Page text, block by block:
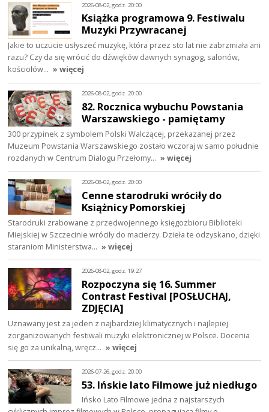
2026-08-02, godz. 20:00
Książka programowa 9. Festiwalu
Muzyki Przywracanej
Jakie to uczucie usłyszeć muzykę, która przez sto lat nie zabrzmiała ani
razu? Czy da się wrócić do dźwięków dawnych synagog, salonów,
kościołów… » więcej
2026-08-02, godz. 20:00
82. Rocznica wybuchu Powstania
Warszawskiego - pamiętamy
300 przypinek z symbolem Polski Walczącej, przekazanej przez
Muzeum Powstania Warszawskiego zostało wczoraj w samo południe
rozdanych w Centrum Dialogu Przełomy… » więcej
2026-08-02, godz. 20:00
Cenne starodruki wróciły do
Książnicy Pomorskiej
Starodruki zrabowane z przedwojennego księgozbioru Biblioteki
Miejskiej w Szczecinie wróciły do macierzy. Dzieła te odzyskano, dzięki
staraniom Ministerstwa… » więcej
2026-08-02, godz. 19:27
Rozpoczyna się 16. Summer
Contrast Festival [POSŁUCHAJ,
ZDJĘCIA]
Uznawany jest za jeden z najbardziej klimatycznych i najlepiej
zorganizowanych festiwali muzyki elektronicznej w Polsce. Docenia
się go za unikalną, wręcz… » więcej
2026-07-26, godz. 20:00
53. Ińskie lato Filmowe już niedługo
Ińsko Lato Filmowe jedna z najstarszych